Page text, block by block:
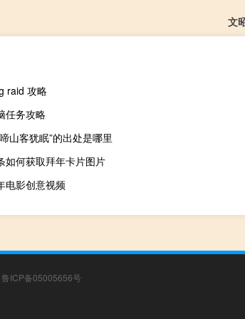
文
raid 攻略
任务攻略
山客犹眠”的出处是哪里
如何获取拜年卡片图片
电影创意视频
鲁ICP备05005656号